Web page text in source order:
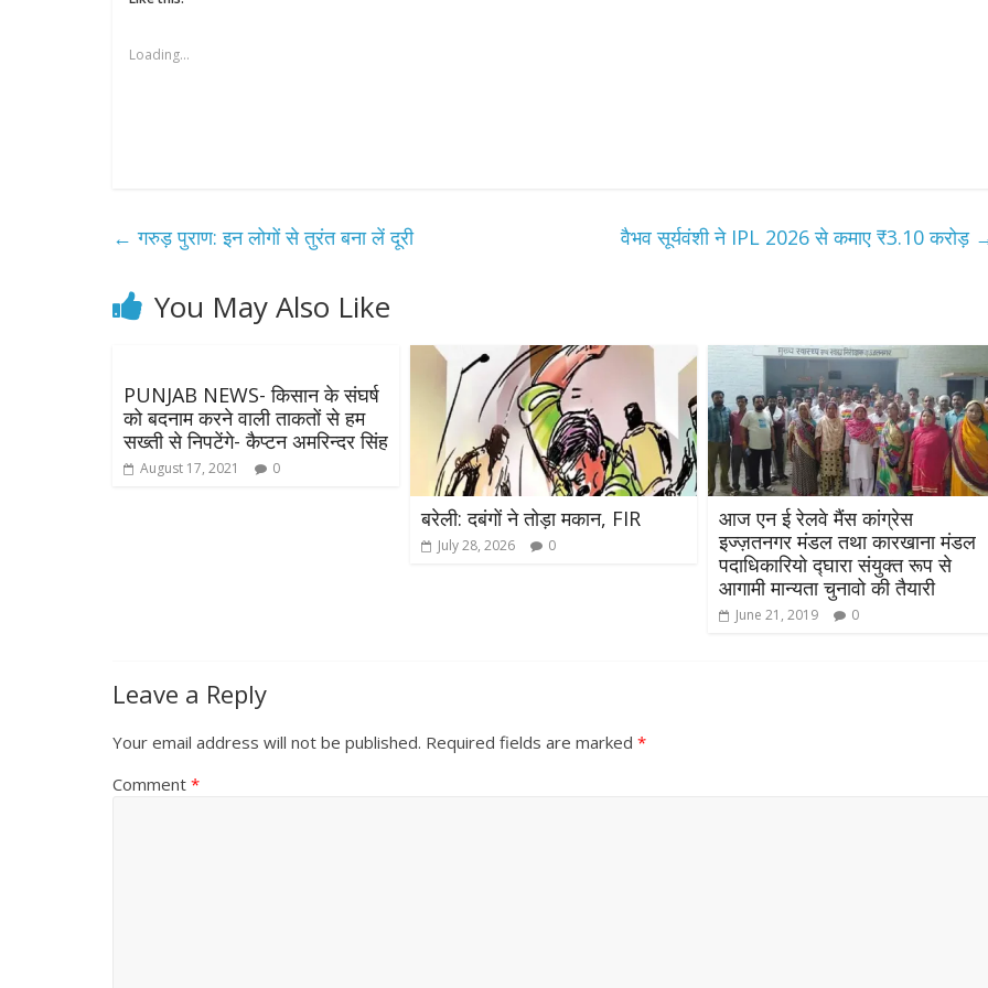
Loading...
← गरुड़ पुराण: इन लोगों से तुरंत बना लें दूरी वैभव सूर्यवंशी ने IPL 2026 से कमाए ₹3.10 करोड़
You May Also Like
PUNJAB NEWS- किसान के संघर्ष
को बदनाम करने वाली ताकतों से हम
सख्ती से निपटेंगे- कैप्टन अमरिन्दर सिंह
August 17, 2021 0
बरेली: दबंगों ने तोड़ा मकान, FIR
July 28, 2026 0
आज एन ई रेलवे मैंस कांग्रेस
इज्ज़तनगर मंडल तथा कारखाना मंडल
पदाधिकारियो द्घारा संयुक्त रूप से
आगामी मान्यता चुनावो की तैयारी
June 21, 2019 0
Leave a Reply
Your email address will not be published. Required fields are marked *
Comment *